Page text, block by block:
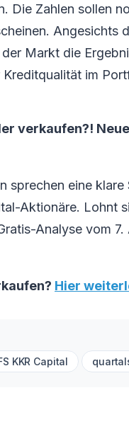
Die Zahlen sollen
Angesichts
Markt die
im
verkaufen?!
sprechen eine
Aktionäre. Lohnt
Analyse vom
Hier
KKR Capital